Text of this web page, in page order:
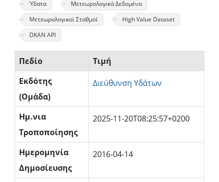
Ύδατα
Μετεωρολογικά Δεδομένα
Μετεωρολογικοί Σταθμοί
High Value Dataset
DKAN API
Πεδίο
Τιμή
Εκδότης
(Ομάδα)
Διεύθυνση Υδάτων
Ημ.νια
Τροποποίησης
2025-11-20T08:25:57+0200
Ημερομηνία
Δημοσίευσης
2016-04-14